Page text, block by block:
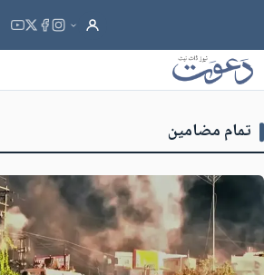
تمام مضامین